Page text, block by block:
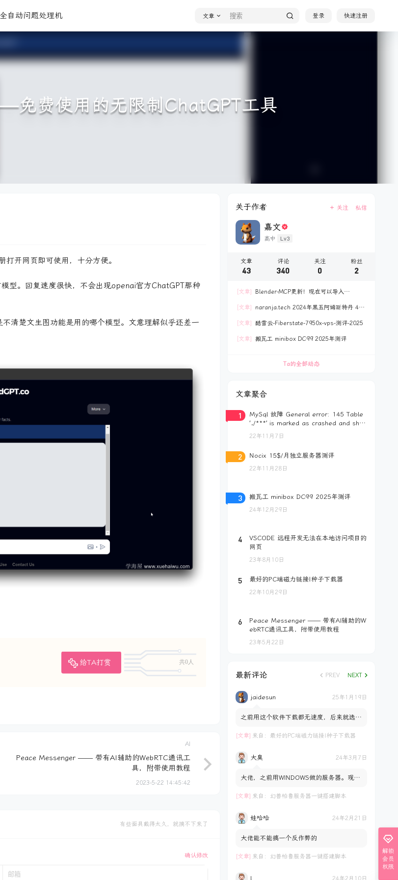
全自动问题处理机 文章 登录 快速注册
费使用的无限制ChatGPT工具
开网页即可使用，十分方便。
型。回复速度很快，不会出现openai官方ChatGPT那种
清楚文生图功能是用的哪个模型。文意理解似乎还差一
给TA打赏
共0人
AI
Peace Messenger —— 带有AI辅助的WebRTC通讯工
具，附带使用教程
2023-5-22 14:45:42
有些面具戴得太久，就摘不下来了
确认修改
关于作者 关注 私信
嘉文
高中 Lv3
文章
43
评论
340
关注
0
粉丝
2
[文章]
Blender-MCP更新！现在可以导入
[文章]
naranja.tech 2024年黑五阿姆斯特丹 40
[文章]
酷雪云-Fiberstate-7950x-vps-测评-2025
[文章] 搬瓦工 minibox DC99 2025年测评
Ta的全部动态
文章聚合
1
MySql 故障 General error: 145 Table
‘./***’ is marked as crashed and shou
ld be repaired 解决方案
22年11月7日
2 Nocix 15$/月独立服务器测评
22年11月28日
3 搬瓦工 minibox DC99 2025年测评
24年12月29日
4
VSCODE 远程开发无法在本地访问项目的
网页
23年8月10日
5 最好的PC端磁力链接|种子下载器
22年10月29日
6
Peace Messenger —— 带有AI辅助的W
ebRTC通讯工具，附带使用教程
23年5月22日
最新评论 PREV NEXT
jaidesun 25年1月19日
之前用这个软件下载都无速度，后来就选择
[文章] 来自： 最好的PC端磁力链接|种子下载器
大臭 24年3月7日
大佬，之前用WINDOWS做的服务器。现在
不行。是不通用吗？ docke...
[文章] 来自： 幻兽帕鲁服务器一键搭建脚本
娃哈哈 24年2月21日
大佬能不能搞一个反作弊的
[文章] 来自： 幻兽帕鲁服务器一键搭建脚本
l 24年2月10日
解锁
会员
权限